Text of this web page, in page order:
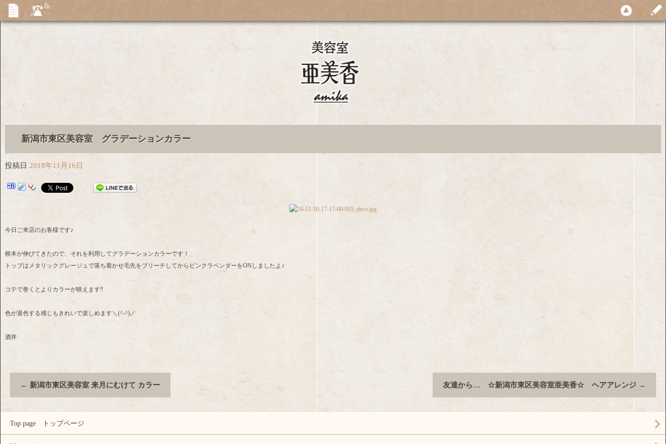
新潟市東区美容室 グラデーションカラー
投稿日 2018年11月16日
今日ご来店のお客様です♪
根本が伸びてきたので、それを利用してグラデーションカラーです！
トップはメタリックグレージュで落ち着かせ毛先をブリーチしてからピンクラベンダーをONしましたよ♪
コテで巻くとよりカラーが映えます‼
色が退色する感じもきれいで楽しめます＼(^-^)／
酒井
← 新潟市東区美容室 来月にむけて カラー 友達から… ☆新潟市東区美容室亜美香☆ ヘアアレンジ →
Top page トップページ